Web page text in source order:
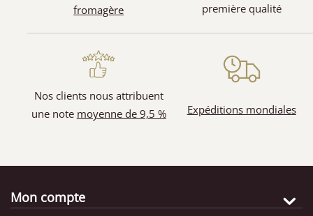
(65) (11)
fromagère
première qualité
Nos clients nous attribuent
une note moyenne de 9,5 % Expéditions mondiales
Mon compte